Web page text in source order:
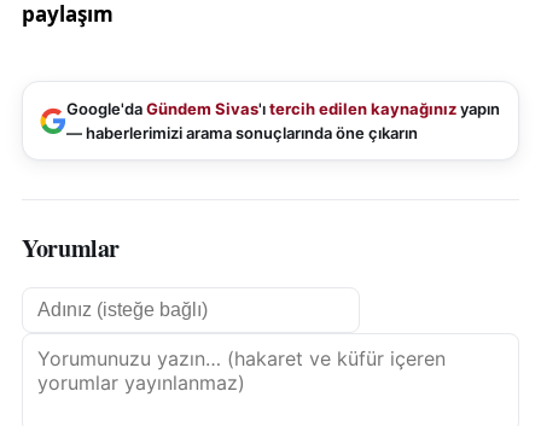
Google'daGündem Sivas'ıtercih edilen kaynağınızyapın
— haberlerimizi arama sonuçlarında öne çıkarın
Yorumlar